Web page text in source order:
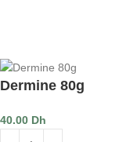
Dermine 80g
40.00 Dh